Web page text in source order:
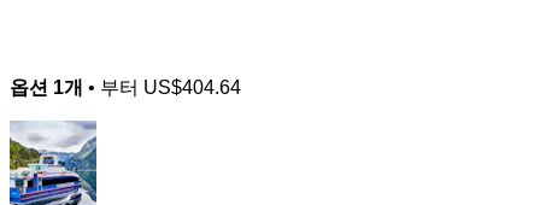
옵션 1개 • 부터 US$404.64